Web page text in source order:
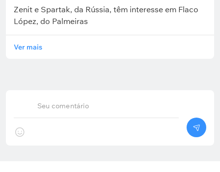
Zenit e Spartak, da Rússia, têm interesse em Flaco
López, do Palmeiras
Ver mais
Seu comentário